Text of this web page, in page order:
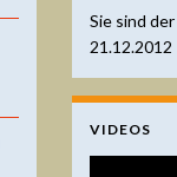
Sie sind der
21.12.2012
VIDEOS